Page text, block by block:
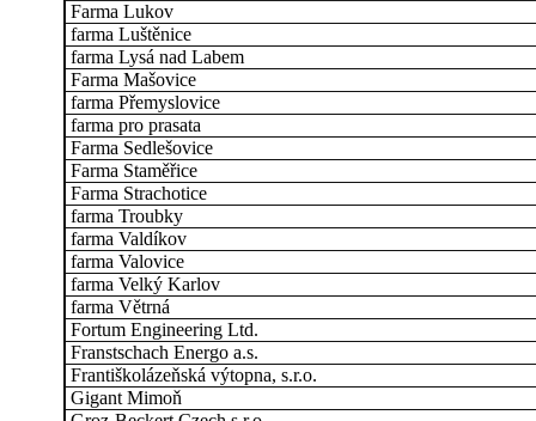
Farma Lukov
farma Luštěnice
farma Lysá nad Labem
Farma Mašovice
farma Přemyslovice
farma pro prasata
Farma Sedlešovice
Farma Staměřice
Farma Strachotice
farma Troubky
farma Valdíkov
farma Valovice
farma Velký Karlov
farma Větrná
Fortum Engineering Ltd.
Franstschach Energo a.s.
Františkolázeňská výtopna, s.r.o.
Gigant Mimoň